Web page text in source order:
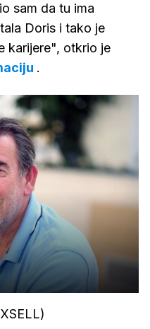
sam da tu ima
Doris i tako je
karijere", otkrio je
.